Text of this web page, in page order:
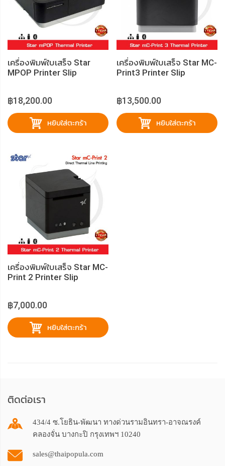
เครื่องพิมพ์ใบเสร็จ Star
MPOP Printer Slip
฿18,200.00
หยิบใส่ตะกร้า
เครื่องพิมพ์ใบเสร็จ Star MC-
Print3 Printer Slip
฿13,500.00
หยิบใส่ตะกร้า
เครื่องพิมพ์ใบเสร็จ Star MC-
Print 2 Printer Slip
฿7,000.00
หยิบใส่ตะกร้า
ติดต่อเรา
434/4 ซ.โยธิน-พัฒนา ทางด่วนรามอินทรา-อาจณรงค์
คลองจั่น บางกะปิ กรุงเทพฯ 10240
sales@thaipopula.com